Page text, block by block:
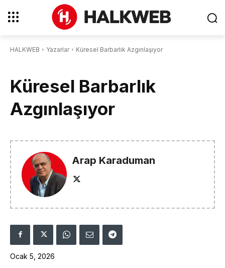
HALKWEB Yazarlar Küresel Barbarlık Azgınlaşıyor
Küresel Barbarlık
Azgınlaşıyor
Arap Karaduman
Ocak 5, 2026